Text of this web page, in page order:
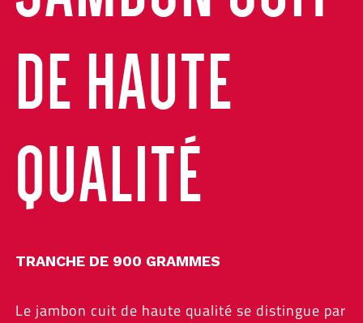
DE HAUTE
QUALITÉ
TRANCHE DE 900 GRAMMES
Le jambon cuit de haute qualité se distingue par